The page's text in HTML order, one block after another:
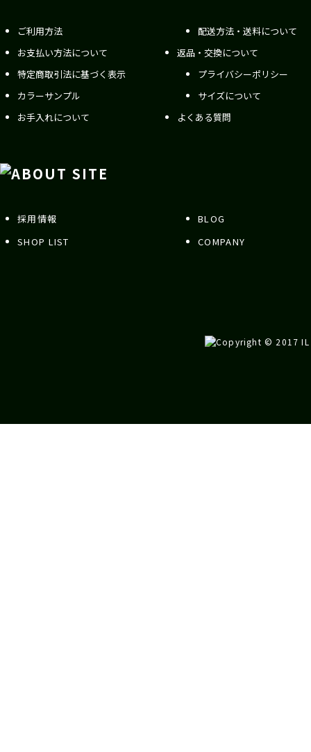
ご利用方法
配送方法・送料について
お支払い方法について
返品・交換について
特定商取引法に基づく表示
プライバシーポリシー
カラーサンプル
サイズについて
お手入れについて
よくある質問
採用情報
BLOG
SHOP LIST
COMPANY